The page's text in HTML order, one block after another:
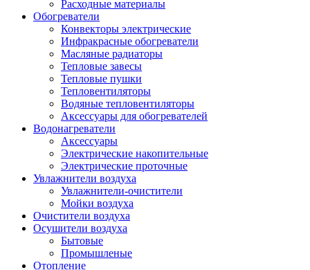
Расходные материалы
Обогреватели
Конвекторы электрические
Инфракрасные обогреватели
Масляные радиаторы
Тепловые завесы
Тепловые пушки
Тепловентиляторы
Водяные тепловентиляторы
Аксессуары для обогревателей
Водонагреватели
Аксессуары
Электрические накопительные
Электрические проточные
Увлажнители воздуха
Увлажнители-очистители
Мойки воздуха
Очистители воздуха
Осушители воздуха
Бытовые
Промышленые
Отопление